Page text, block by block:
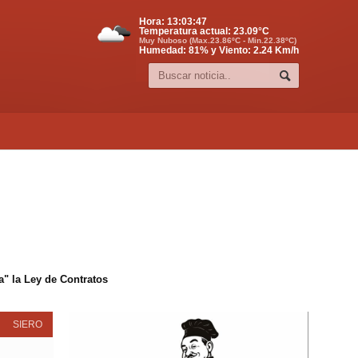
Hora: 13:03:47
Temperatura actual: 23.09°C
Muy Nuboso (Max.23.86ºC - Min.22.38ºC)
Humedad: 81% y Viento: 2.24 Km/h
la Ley de Contratos
SIERO